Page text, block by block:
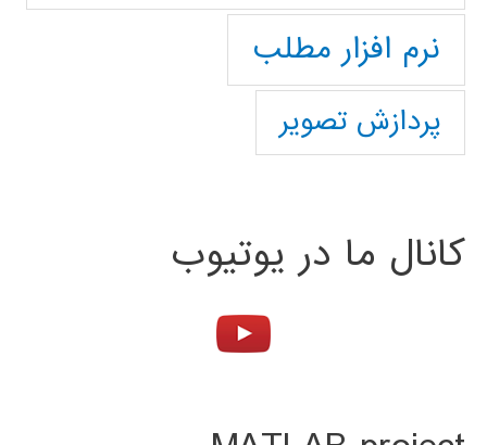
نرم افزار مطلب
پردازش تصویر
کانال ما در یوتیوب